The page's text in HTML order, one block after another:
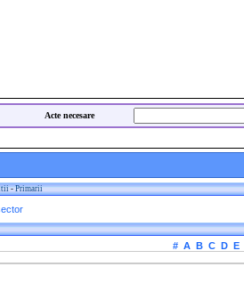
Acte necesare
-Primarii
# A B C D E